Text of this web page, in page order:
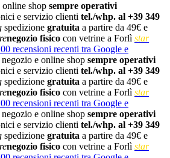
shop sempre operativi
e servizio clienti tel./whp. al +39 349
spedizione gratuita a partire da 49€ e
negozio fisico con vetrine a Forlì star
recensioni recenti tra Google e
negozio e online shop sempre operativi
e servizio clienti tel./whp. al +39 349
spedizione gratuita a partire da 49€ e
negozio fisico con vetrine a Forlì star
recensioni recenti tra Google e
negozio e online shop sempre operativi
e servizio clienti tel./whp. al +39 349
spedizione gratuita a partire da 49€ e
negozio fisico con vetrine a Forlì star